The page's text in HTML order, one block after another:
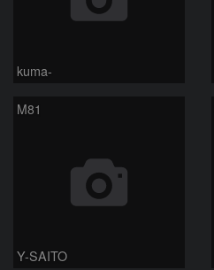
kuma-
M81
Y-SAITO